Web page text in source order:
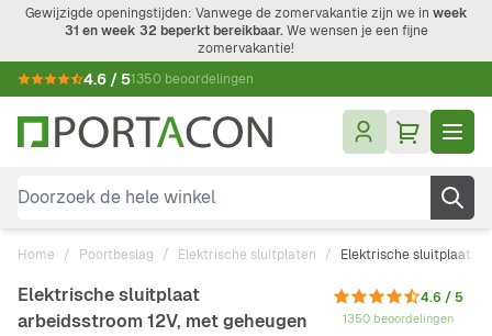
Ga naar de inhoud
Gewijzigde openingstijden: Vanwege de zomervakantie zijn we in week
31 en week 32 beperkt bereikbaar.We wensen je een fijne
zomervakantie!
4.6 / 51350 beoordelingen
Doorzoek de hele winkel
Home / Poortbeslag / Elektrische sluitplaten / Elektrische sluitplaat
Elektrische sluitplaat
arbeidsstroom 12V, met geheugen
4.6 / 5
1350 beoordelingen